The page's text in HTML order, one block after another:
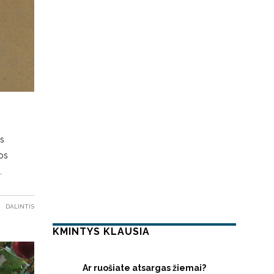
DALINTIS
KMINTYS KLAUSIA
Ar ruošiate atsargas žiemai?